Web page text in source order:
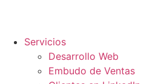
Servicios
Desarrollo Web
Embudo de Ventas